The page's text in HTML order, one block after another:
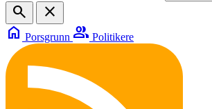
search
close
home Porsgrunn group Politikere